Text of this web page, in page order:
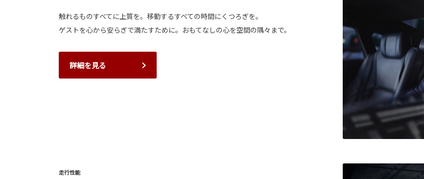
触れるものすべてに上質を。移動するすべての時間にくつろぎを。
ゲストを心から安らぎで満たすために。おもてなしの心を空間の隅々まで。
詳細を見る
走行性能